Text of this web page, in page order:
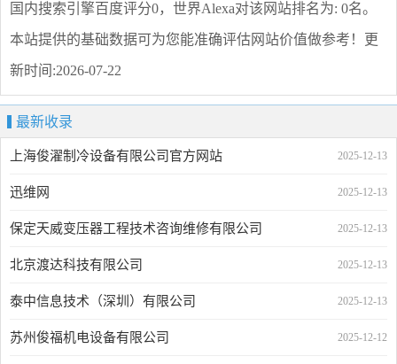
国内搜索引擎百度评分0，世界Alexa对该网站排名为: 0名。
本站提供的基础数据可为您能准确评估网站价值做参考！ 更
新时间:2026-07-22
最新收录
2025-12-13
上海俊濯制冷设备有限公司官方网站
2025-12-13
迅维网
2025-12-13
保定天威变压器工程技术咨询维修有限公司
2025-12-13
北京渡达科技有限公司
2025-12-13
泰中信息技术（深圳）有限公司
2025-12-12
苏州俊福机电设备有限公司